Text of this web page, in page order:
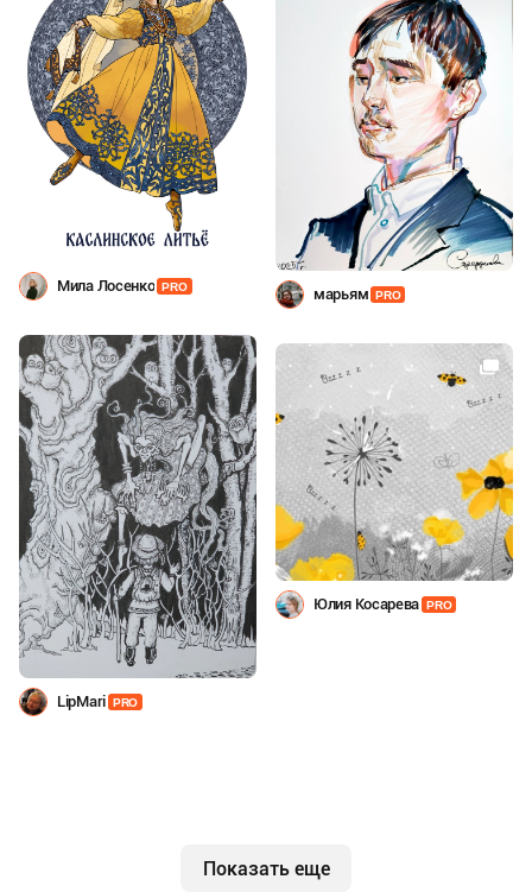
Мила Лосенко PRO марьям PRO
LipMari PRO
Юлия Косарева PRO
Показать еще